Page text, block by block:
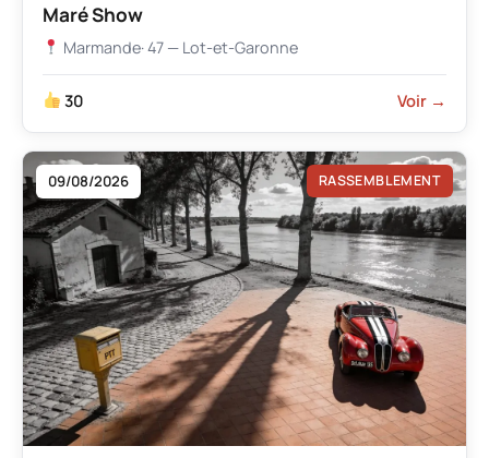
Maré Show
Marmande· 47 — Lot-et-Garonne
30 Voir →
09/08/2026 RASSEMBLEMENT